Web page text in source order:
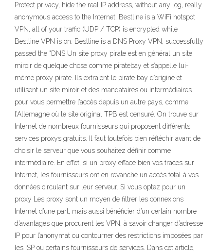
Protect privacy, hide the real IP address, without any log, really
anonymous access to the Internet. Bestline is a WiFi hotspot
VPN, all of your traffic (UDP / TCP) is encrypted while
Bestline VPN is on. Bestline is a DNS Proxy VPN, successfully
passed the "DNS Un site proxy pirate est en général un site
miroir de quelque chose comme piratebay et s’appelle lui-
même proxy pirate. Ils extraient le pirate bay d’origine et
utilisent un site miroir et des mandataires ou intermédiaires
pour vous permettre l’accès depuis un autre pays, comme
l’Allemagne où le site original TPB est censuré. On trouve sur
Internet de nombreux fournisseurs qui proposent différents
services proxys gratuits. Il faut toutefois bien réfléchir avant de
choisir le serveur que vous souhaitez définir comme
intermédiaire. En effet, si un proxy efface bien vos traces sur
Internet, les fournisseurs ont en revanche un accès total à vos
données circulant sur leur serveur. Si vous optez pour un
proxy Les proxy sont un moyen de filtrer les connexions
Internet d’une part, mais aussi bénéficier d’un certain nombre
d’avantages que procurent les VPN, à savoir changer d’adresse
IP pour l’anonymat ou contourner des restrictions imposées par
les ISP ou certains fournisseurs de services. Dans cet article,